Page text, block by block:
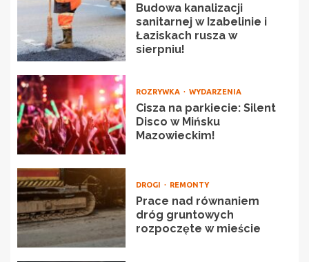
Budowa kanalizacji
sanitarnej w Izabelinie i
Łaziskach rusza w
sierpniu!
ROZRYWKA WYDARZENIA
Cisza na parkiecie: Silent
Disco w Mińsku
Mazowieckim!
DROGI REMONTY
Prace nad równaniem
dróg gruntowych
rozpoczęte w mieście